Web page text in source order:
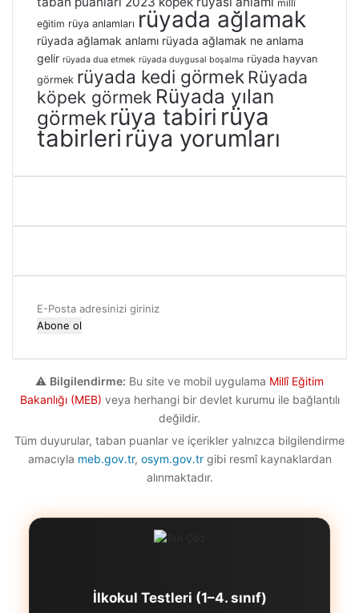
millî
eğitim rüya anlamları rüyada ağlamak
rüyada ağlamak anlamı rüyada ağlamak ne anlama
gelir rüyada dua etmek rüyada duygusal boşalma rüyada hayvan
görmek rüyada kedi görmek Rüyada
köpek görmek Rüyada yılan
görmek rüya tabiri rüya
tabirleri rüya yorumları
E-
Posta
giriniz
⚠️ Bilgilendirme: Bu site ve mobil uygulama Millî Eğitim
Bakanlığı (MEB) veya herhangi bir devlet kurumu ile bağlantılı
değildir.
Tüm duyurular, taban puanlar ve içerikler yalnızca bilgilendirme
amacıyla meb.gov.tr, osym.gov.trgibi resmî kaynaklardan
alınmaktadır.
İlkokul Testleri (1–4. sınıf)